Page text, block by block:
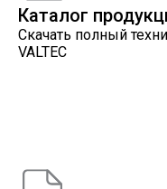
Каталог
Скачать полный
VALTEC